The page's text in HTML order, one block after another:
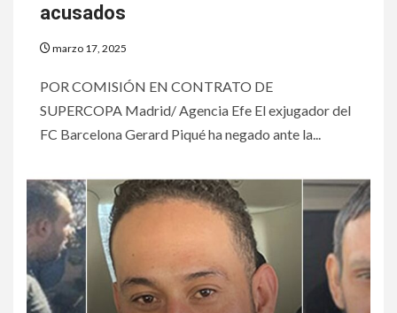
acusados
marzo 17, 2025
POR COMISIÓN EN CONTRATO DE
SUPERCOPA Madrid/ Agencia Efe El exjugador del
FC Barcelona Gerard Piqué ha negado ante la...